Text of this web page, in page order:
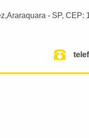
Araraquara - SP, CEP: